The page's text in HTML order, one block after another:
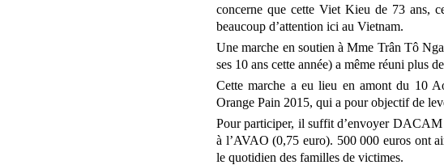
concerne que cette Viet Kieu de 73 ans,
beaucoup d’attention ici au Vietnam.
Une marche en soutien à Mme Trân Tô
ses 10 ans cette année) a même réuni plus
Cette marche a eu lieu en amont du 10
Orange Pain 2015, qui a pour objectif de
Pour participer, il suffit d’envoyer
à l’AVAO (0,75 euro). 500 000 euros ont
le quotidien des familles de victimes.